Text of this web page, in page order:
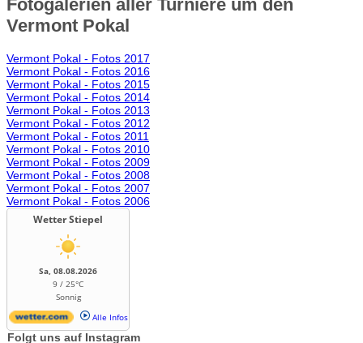
Fotogalerien aller Turniere um den
Vermont Pokal
Vermont Pokal - Fotos 2017
Vermont Pokal - Fotos 2016
Vermont Pokal - Fotos 2015
Vermont Pokal - Fotos 2014
Vermont Pokal - Fotos 2013
Vermont Pokal - Fotos 2012
Vermont Pokal - Fotos 2011
Vermont Pokal - Fotos 2010
Vermont Pokal - Fotos 2009
Vermont Pokal - Fotos 2008
Vermont Pokal - Fotos 2007
Vermont Pokal - Fotos 2006
Wetter Stiepel
Sa, 08.08.2026
9 / 25°C
Sonnig
Alle Infos
Folgt uns auf Instagram